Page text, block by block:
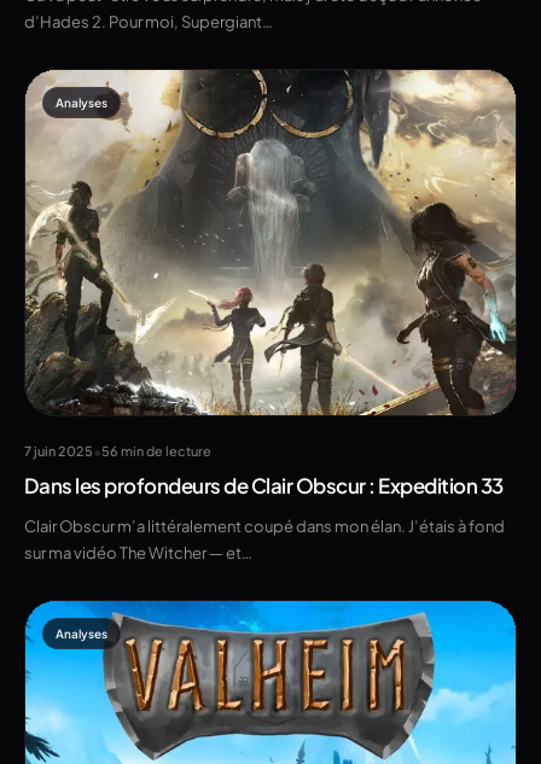
d’Hades 2. Pour moi, Supergiant…
Analyses
7 juin 2025 •56 min de lecture
Dans les profondeurs de Clair Obscur : Expedition 33
Clair Obscur m’a littéralement coupé dans mon élan. J’étais à fond
sur ma vidéo The Witcher — et…
Analyses